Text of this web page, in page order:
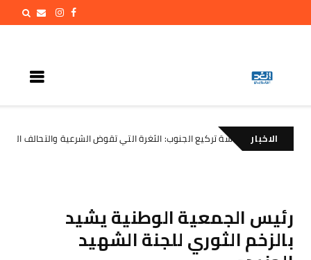
الاخبار
سياسة تركيع الجنوب: الثغرة التي تقوض الشرعية والتحالف السعودي
رئيس الجمعية الوطنية يشيد
بالزخم الثوري للجنة الشهيد